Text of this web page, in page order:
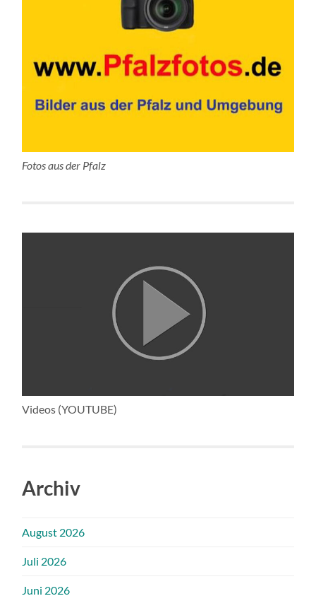
Fotos aus der Pfalz
Videos (YOUTUBE)
Archiv
August 2026
Juli 2026
Juni 2026